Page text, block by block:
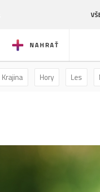
NAHRAŤ
Krajina Hory Les